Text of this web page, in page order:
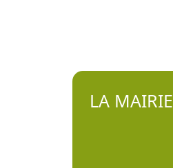
LA MAIRIE